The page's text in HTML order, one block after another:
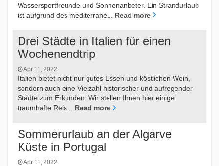
Wassersportfreunde und Sonnenanbeter. Ein Strandurlaub
ist aufgrund des mediterrane... Read more
Drei Städte in Italien für einen
Wochenendtrip
Apr 11, 2022
Italien bietet nicht nur gutes Essen und köstlichen Wein,
sondern auch eine Vielzahl historischer und aufregender
Städte zum Erkunden. Wir stellen Ihnen hier einige
traumhafte Reis... Read more
Sommerurlaub an der Algarve
Küste in Portugal
Apr 11, 2022